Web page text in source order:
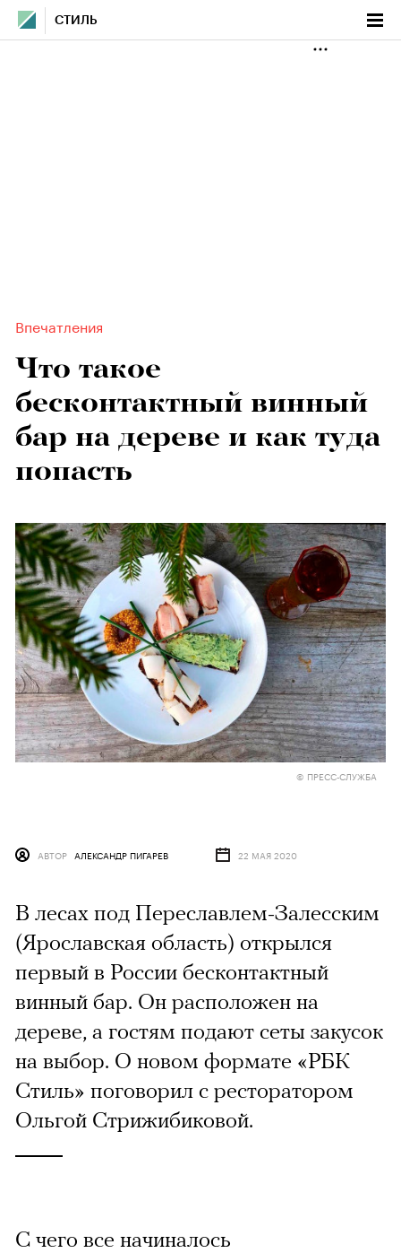
СТИЛЬ
Впечатления
Что такое
бесконтактный винный
бар на дереве и как туда
попасть
© ПРЕСС-СЛУЖБА
АВТОР АЛЕКСАНДР ПИГАРЕВ 22 МАЯ 2020
В лесах под Переславлем-Залесским
(Ярославская область) открылся
первый в России бесконтактный
винный бар. Он расположен на
дереве, а гостям подают сеты закусок
на выбор. О новом формате «РБК
Стиль» поговорил с ресторатором
Ольгой Стрижибиковой.
С чего все начиналось